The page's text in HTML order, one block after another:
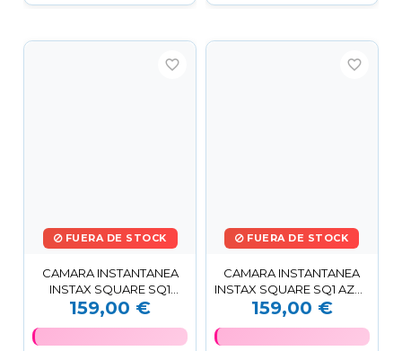
FUERA DE STOCK
favorite_border
CAMARA INSTANTANEA
INSTAX SQUARE SQ1
ROSA FUJIFILM
159,00 €
FUERA DE STOCK
favorite_border
CAMARA INSTANTANEA
INSTAX SQUARE SQ1 AZUL
FUJIFILM
159,00 €